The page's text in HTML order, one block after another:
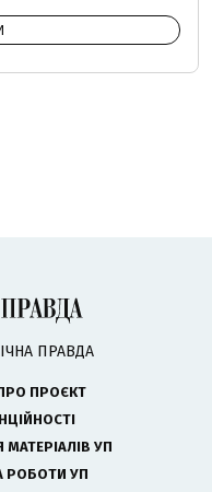
ПРАВДА
ПРОЄКТ
УП
РОБОТИ УП